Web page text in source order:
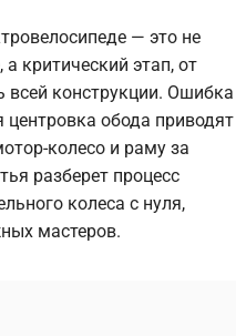
— это не
критический этап, от
всей конструкции. Ошибка
центровка обода приводят
колесо и раму за
разберет процесс
колеса с нуля,
мастеров.